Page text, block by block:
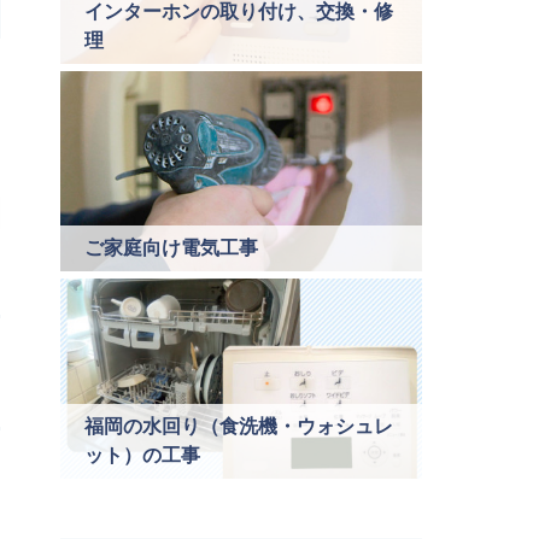
インターホンの取り付け、交換・修
理
ご家庭向け電気工事
福岡の水回り（食洗機・ウォシュレ
ット）の工事